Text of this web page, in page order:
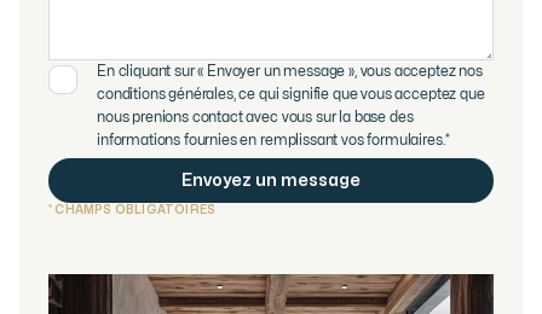
En cliquant sur « Envoyer un message », vous acceptez nos
conditions générales, ce qui signifie que vous acceptez que
nous prenions contact avec vous sur la base des
informations fournies en remplissant vos formulaires.*
* CHAMPS OBLIGATOIRES